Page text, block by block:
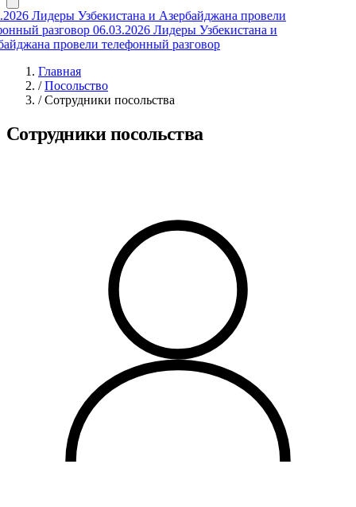
Лидеры Узбекистана и Азербайджана провели
разговор 06.03.2026 Лидеры Узбекистана и
провели телефонный разговор
Главная
/ Посольство
/ Сотрудники посольства
Сотрудники посольства